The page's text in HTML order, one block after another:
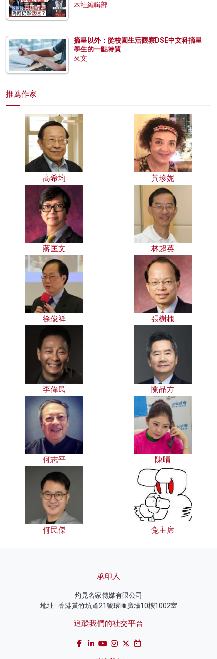
本社編輯部
摘星以外：從校園生活觀察DSE中文科摘星
學生的一點特質
來文
推薦作家
高希均 黃珍妮
蔣匡文 林超英
徐俊祥 張樹槐
李偉民 關品方
何志平 陳晴
何民傑 兔主席
承印人
灼見名家傳媒有限公司
地址 : 香港黃竹坑道21號環匯廣場10樓1002室
追蹤我們的社交平台